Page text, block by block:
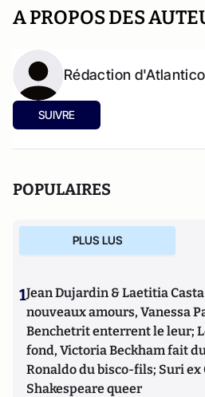
A PROPOS DES
Rédaction d'Atlantico
SUIVRE
POPULAIRES
PLUS LUS
1Jean Dujardin & Laetitia
nouveaux amours, Vanessa
Benchetrit enterrent le leur;
fond, Victoria Beckham fait
Ronaldo du bisco-fils; Suri ex
Shakespeare queer